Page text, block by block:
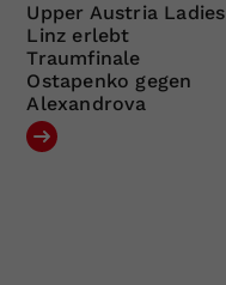
Upper Austria Ladies
Linz erlebt
Traumfinale
Ostapenko gegen
Alexandrova